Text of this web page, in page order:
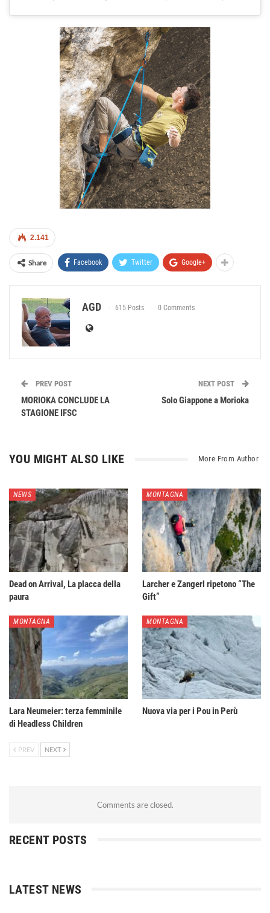
2.141
Share Facebook Twitter Google+
AGD 615 Posts 0 Comments
PREV POST
MORIOKA CONCLUDE LA
STAGIONE IFSC
NEXT POST
Solo Giappone a Morioka
YOU MIGHT ALSO LIKE More From Author
NEWS
Dead on Arrival, La placca della
paura
MONTAGNA
Larcher e Zangerl ripetono “The
Gift”
MONTAGNA
Lara Neumeier: terza femminile
di Headless Children
MONTAGNA
Nuova via per i Pou in Perù
PREV NEXT
Comments are closed.
RECENT POSTS
LATEST NEWS